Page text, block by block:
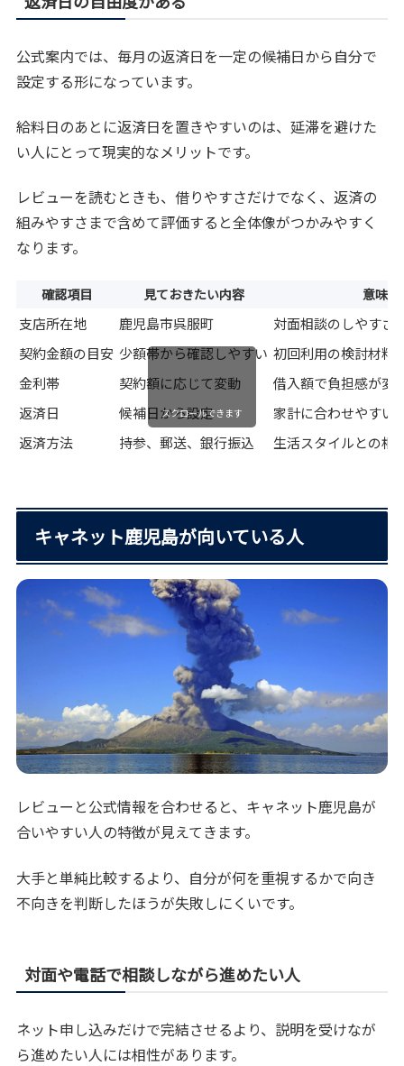
公式案内では、毎月の返済日を一定の候補日から自分で
設定する形になっています。
給料日のあとに返済日を置きやすいのは、延滞を避けた
い人にとって現実的なメリットです。
レビューを読むときも、借りやすさだけでなく、返済の
組みやすさまで含めて評価すると全体像がつかみやすく
なります。
確認項目 見ておきたい内容 意味
支店所在地 鹿児島市呉服町
対面相談のしやすさ
契約金額の目安 少額帯から確認しやすい 初回利用の検討材料
金利帯
契約額に応じて変動
借入額で負担感が変
返済日
候補日から設定
家計に合わせやすい
返済方法
持参、郵送、銀行振込 生活スタイルとの相
スクロールできます
キャネット鹿児島が向いている人
レビューと公式情報を合わせると、キャネット鹿児島が
合いやすい人の特徴が見えてきます。
大手と単純比較するより、自分が何を重視するかで向き
不向きを判断したほうが失敗しにくいです。
対面や電話で相談しながら進めたい人
ネット申し込みだけで完結させるより、説明を受けなが
ら進めたい人には相性があります。